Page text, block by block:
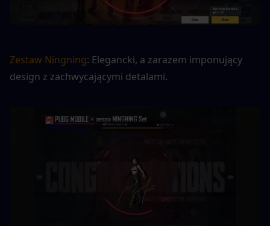
Zestaw Ningning: Elegancki, a zarazem imponujący
design z zachwycającymi detalami.